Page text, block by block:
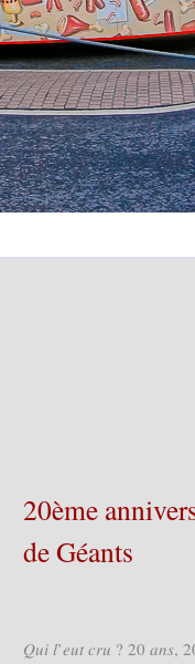
20ème
de Géants
𝑄𝑢𝑖 𝑙’𝑒𝑢𝑡 𝑐𝑟𝑢 ? 20 𝑎𝑛𝑠,